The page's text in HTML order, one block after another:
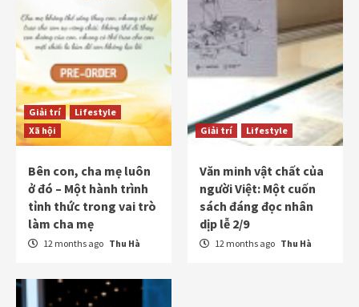
Giải trí
Lifestyle
Xã hội
Bên con, cha mẹ luôn
ở đó – Một hành trình
tỉnh thức trong vai trò
làm cha mẹ
12 months ago Thu Hà
Giải trí Lifestyle
Văn minh vật chất của
người Việt: Một cuốn
sách đáng đọc nhân
dịp lễ 2/9
12 months ago Thu Hà